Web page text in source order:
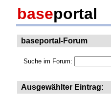
baseportal
baseportal-Forum
Suche im Forum:
Ausgewählter Eintrag: